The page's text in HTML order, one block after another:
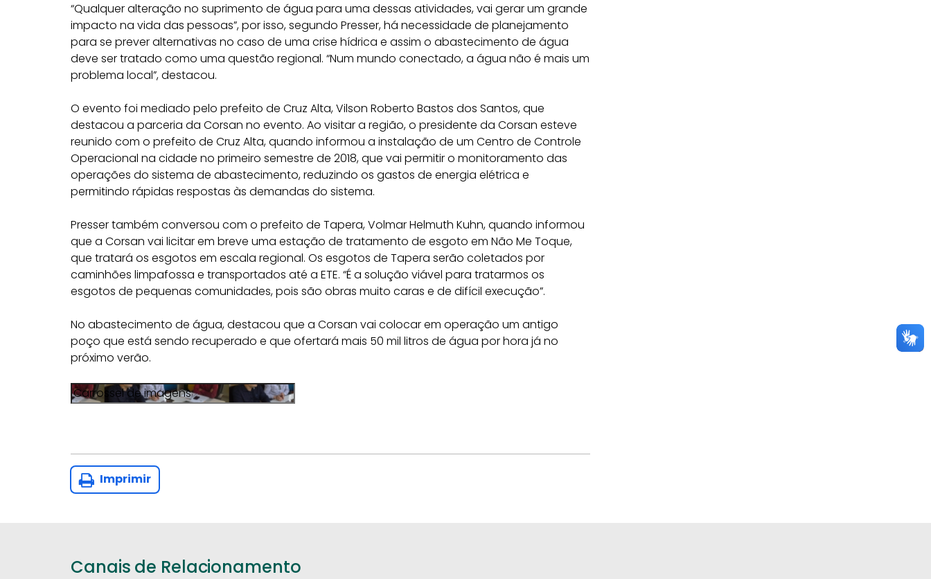
“Qualquer alteração no suprimento de água para uma dessas atividades, vai gerar um grande
impacto na vida das pessoas”, por isso, segundo Presser, há necessidade de planejamento
para se prever alternativas no caso de uma crise hídrica e assim o abastecimento de água
deve ser tratado como uma questão regional. “Num mundo conectado, a água não é mais um
problema local”, destacou.
O evento foi mediado pelo prefeito de Cruz Alta, Vilson Roberto Bastos dos Santos, que
destacou a parceria da Corsan no evento. Ao visitar a região, o presidente da Corsan esteve
reunido com o prefeito de Cruz Alta, quando informou a instalação de um Centro de Controle
Operacional na cidade no primeiro semestre de 2018, que vai permitir o monitoramento das
operações do sistema de abastecimento, reduzindo os gastos de energia elétrica e
permitindo rápidas respostas às demandas do sistema.
Presser também conversou com o prefeito de Tapera, Volmar Helmuth Kuhn, quando informou
que a Corsan vai licitar em breve uma estação de tratamento de esgoto em Não Me Toque,
que tratará os esgotos em escala regional. Os esgotos de Tapera serão coletados por
caminhões limpafossa e transportados até a ETE. “É a solução viável para tratarmos os
esgotos de pequenas comunidades, pois são obras muito caras e de difícil execução”.
No abastecimento de água, destacou que a Corsan vai colocar em operação um antigo
poço que está sendo recuperado e que ofertará mais 50 mil litros de água por hora já no
próximo verão.
Imprimir
Canais de Relacionamento